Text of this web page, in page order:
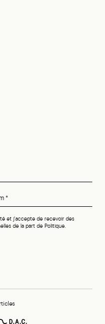
*
et j'accepte de recevoir des
de la part de Politique.